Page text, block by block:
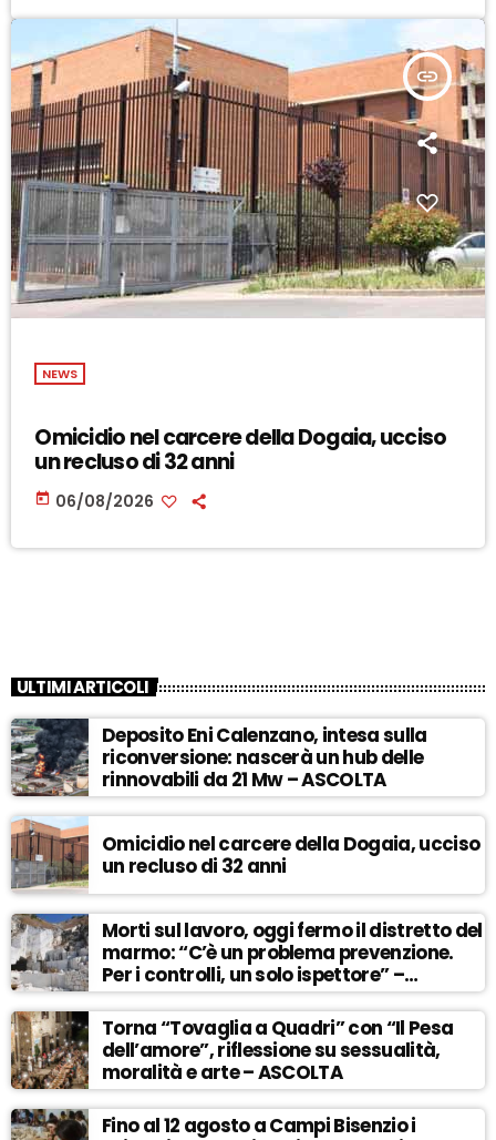
insert_link
NEWS
Omicidio nel carcere della Dogaia, ucciso
un recluso di 32 anni
today 06/08/2026
ULTIMI ARTICOLI
Deposito Eni Calenzano, intesa sulla
riconversione: nascerà un hub delle
rinnovabili da 21 Mw – ASCOLTA
Omicidio nel carcere della Dogaia, ucciso
un recluso di 32 anni
Morti sul lavoro, oggi fermo il distretto del
marmo: “C’è un problema prevenzione.
Per i controlli, un solo ispettore” –
ASCOLTA
Torna “Tovaglia a Quadri” con “Il Pesa
dell’amore”, riflessione su sessualità,
moralità e arte – ASCOLTA
Fino al 12 agosto a Campi Bisenzio i